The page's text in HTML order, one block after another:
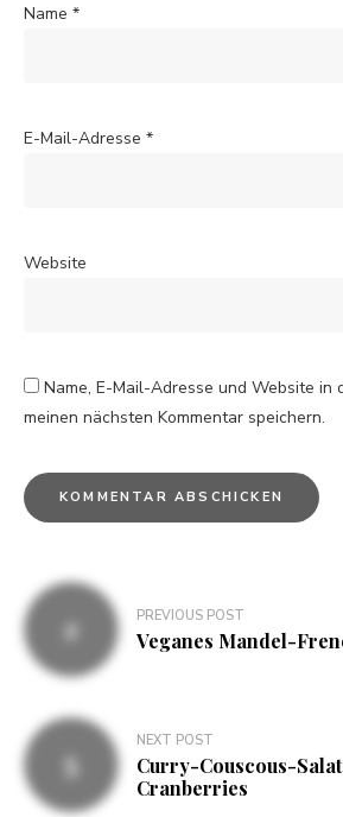
Name *
E-Mail-Adresse *
Website
Name, E-Mail-Adresse und Website in
meinen nächsten Kommentar speichern.
PREVIOUS POST
Veganes Mandel-
NEXT POST
Curry-Couscous-
Cranberries